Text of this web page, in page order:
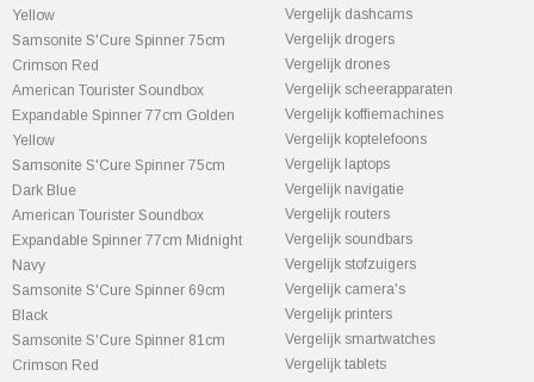
Yellow
Samsonite S'Cure Spinner 75cm
Crimson Red
American Tourister Soundbox
Expandable Spinner 77cm Golden
Yellow
Samsonite S'Cure Spinner 75cm
Dark Blue
American Tourister Soundbox
Expandable Spinner 77cm Midnight
Navy
Samsonite S'Cure Spinner 69cm
Black
Samsonite S'Cure Spinner 81cm
Crimson Red
Vergelijk dashcams
Vergelijk drogers
Vergelijk drones
Vergelijk scheerapparaten
Vergelijk koffiemachines
Vergelijk koptelefoons
Vergelijk laptops
Vergelijk navigatie
Vergelijk routers
Vergelijk soundbars
Vergelijk stofzuigers
Vergelijk camera's
Vergelijk printers
Vergelijk smartwatches
Vergelijk tablets